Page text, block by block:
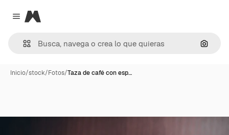
Close menu
Magnific
Inicio/stock/Fotos/Taza de café con esp…